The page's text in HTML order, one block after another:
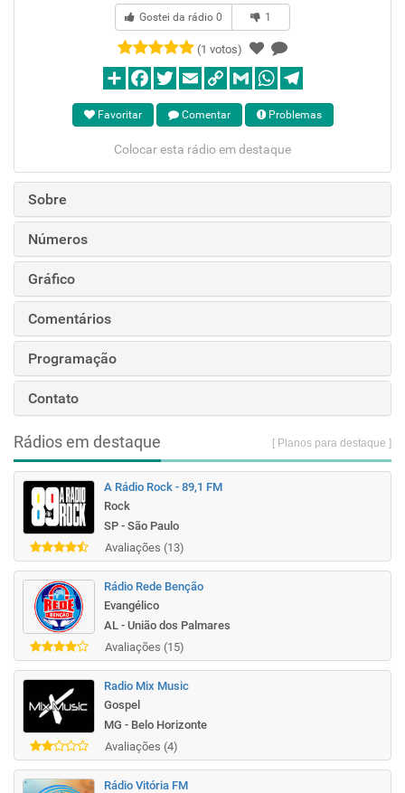
Gostei da rádio 0 1
(1 votos)
Favoritar Comentar Problemas
Colocar esta rádio em destaque
Sobre
Números
Gráfico
Comentários
Programação
Contato
Rádios em destaque [ Planos para destaque ]
A Rádio Rock - 89,1 FM
Rock
SP - São Paulo
Avaliações (13)
Rádio Rede Benção
Evangélico
AL - União dos Palmares
Avaliações (15)
Radio Mix Music
Gospel
MG - Belo Horizonte
Avaliações (4)
Rádio Vitória FM